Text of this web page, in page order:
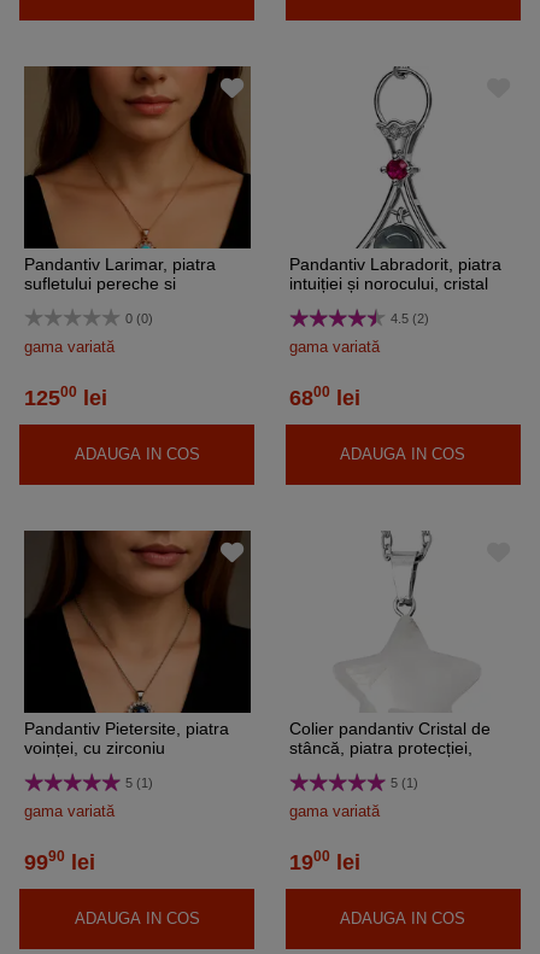
Pandantiv Larimar, piatra
sufletului pereche si
inoxidabil auriu roze
0 (0)
gama variată
12500 lei
ADAUGA IN COS
Pandantiv Labradorit, piatra
intuiției și norocului, cristal
4.5 (2)
gama variată
6800 lei
ADAUGA IN COS
Pandantiv Pietersite, piatra
voinței, cu zirconiu
5 (1)
gama variată
9990 lei
ADAUGA IN COS
Colier pandantiv Cristal de
stâncă, piatra protecției,
formă stea 25 mm
5 (1)
gama variată
1900 lei
ADAUGA IN COS